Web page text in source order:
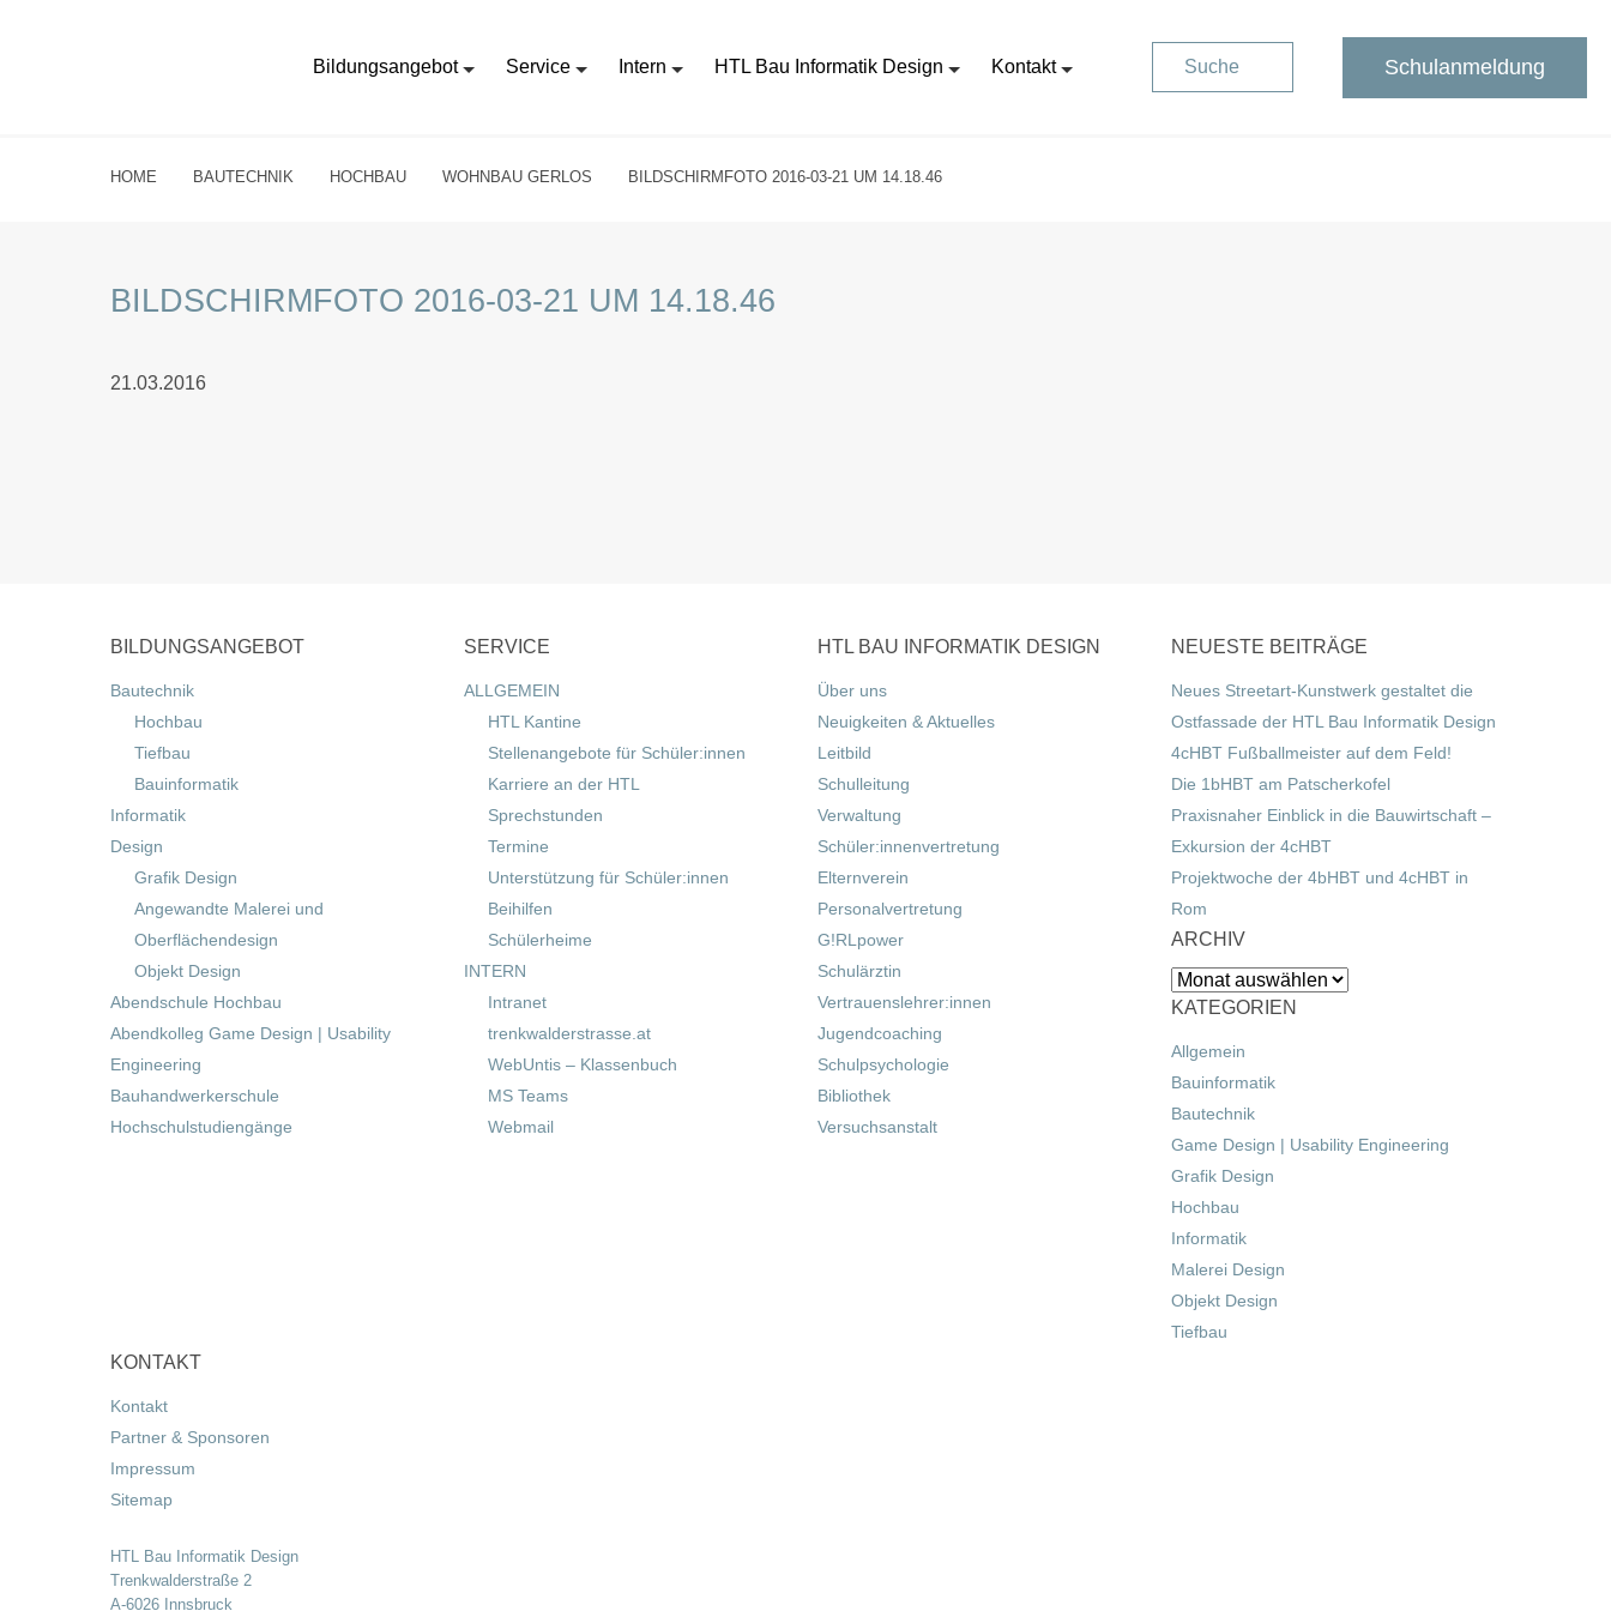
Bildungsangebot Service Intern HTL Bau Informatik Design Kontakt Suche Schulanmeldung
HOME BAUTECHNIK HOCHBAU WOHNBAU GERLOS BILDSCHIRMFOTO 2016-03-21 UM 14.18.46
BILDSCHIRMFOTO 2016-03-21 UM 14.18.46
21.03.2016
BILDUNGSANGEBOT
Bautechnik
Hochbau
Tiefbau
Bauinformatik
Informatik
Design
Grafik Design
Angewandte Malerei und
Oberflächendesign
Objekt Design
Abendschule Hochbau
Abendkolleg Game Design | Usability
Engineering
Bauhandwerkerschule
Hochschulstudiengänge
SERVICE
ALLGEMEIN
HTL Kantine
Stellenangebote für Schüler:innen
Karriere an der HTL
Sprechstunden
Termine
Unterstützung für Schüler:innen
Beihilfen
Schülerheime
INTERN
Intranet
trenkwalderstrasse.at
WebUntis – Klassenbuch
MS Teams
Webmail
HTL BAU INFORMATIK DESIGN
Über uns
Neuigkeiten & Aktuelles
Leitbild
Schulleitung
Verwaltung
Schüler:innenvertretung
Elternverein
Personalvertretung
G!RLpower
Schulärztin
Vertrauenslehrer:innen
Jugendcoaching
Schulpsychologie
Bibliothek
Versuchsanstalt
NEUESTE BEITRÄGE
Neues Streetart-Kunstwerk gestaltet die
Ostfassade der HTL Bau Informatik Design
4cHBT Fußballmeister auf dem Feld!
Die 1bHBT am Patscherkofel
Praxisnaher Einblick in die Bauwirtschaft –
Exkursion der 4cHBT
Projektwoche der 4bHBT und 4cHBT in
Rom
ARCHIV
Archiv
KATEGORIEN
Allgemein
Bauinformatik
Bautechnik
Game Design | Usability Engineering
Grafik Design
Hochbau
Informatik
Malerei Design
Objekt Design
Tiefbau
KONTAKT
Kontakt
Partner & Sponsoren
Impressum
Sitemap
HTL Bau Informatik Design
Trenkwalderstraße 2
A-6026 Innsbruck